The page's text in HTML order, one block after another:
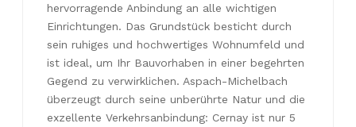
hervorragende Anbindung an alle wichtigen
Einrichtungen. Das Grundstück besticht durch
sein ruhiges und hochwertiges Wohnumfeld und
ist ideal, um Ihr Bauvorhaben in einer begehrten
Gegend zu verwirklichen. Aspach-Michelbach
überzeugt durch seine unberührte Natur und die
exzellente Verkehrsanbindung: Cernay ist nur 5